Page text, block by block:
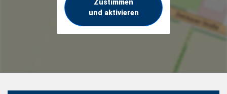
Zustimmen
und aktivieren